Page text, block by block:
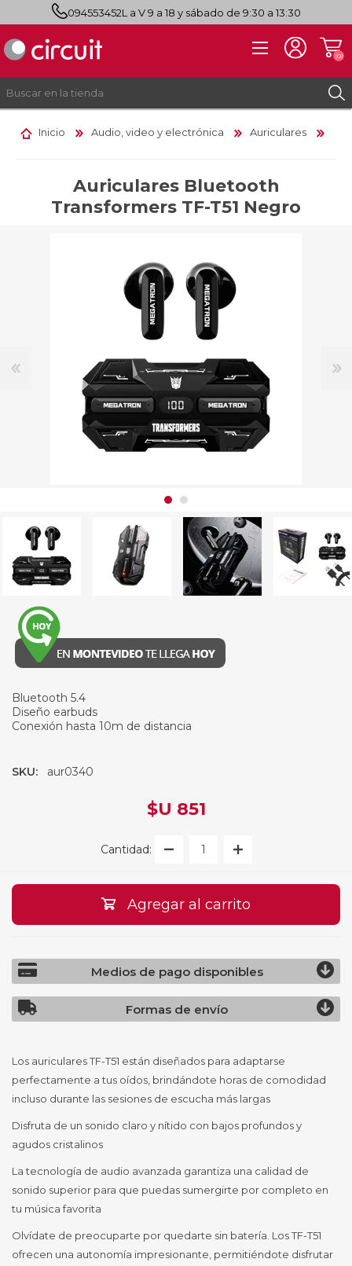
094553452L a V 9 a 18 y sábado de 9:30 a 13:30
INICIAR SESIÓN
(0)
Inicio Audio, video y electrónica Auriculares
Auriculares Bluetooth
Transformers TF-T51 Negro
Bluetooth 5.4
Diseño earbuds
Conexión hasta 10m de distancia
SKU: aur0340
$U 851
Cantidad:
Agregar al carrito
Medios de pago disponibles
Formas de envío
Los auriculares TF-T51 están diseñados para adaptarse
perfectamente a tus oídos, brindándote horas de comodidad
incluso durante las sesiones de escucha más largas
Disfruta de un sonido claro y nítido con bajos profundos y
agudos cristalinos
La tecnología de audio avanzada garantiza una calidad de
sonido superior para que puedas sumergirte por completo en
tu música favorita
Olvídate de preocuparte por quedarte sin batería. Los TF-T51
ofrecen una autonomía impresionante, permitiéndote disfrutar